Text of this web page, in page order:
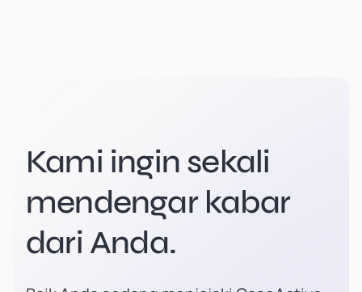
Kami ingin sekali
mendengar kabar
dari Anda.